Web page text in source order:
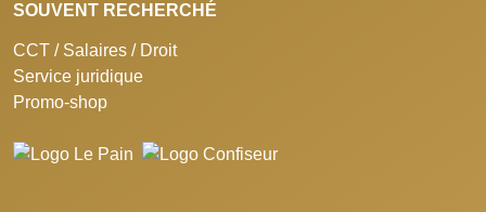
SOUVENT RECHERCHÉ
CCT / Salaires / Droit
Service juridique
Promo-shop